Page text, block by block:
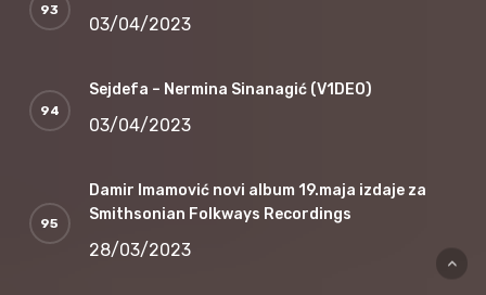
03/04/2023
Sejdefa – Nermina Sinanagić (V1DEO)
03/04/2023
Damir Imamović novi album 19.maja izdaje za
Smithsonian Folkways Recordings
28/03/2023